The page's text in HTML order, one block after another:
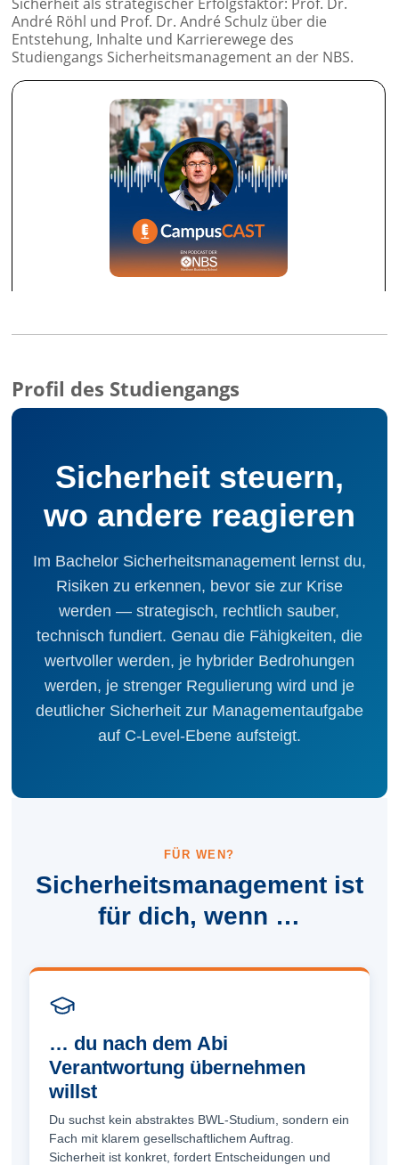
André Röhl und Prof. Dr. André Schulz über die
Entstehung, Inhalte und Karrierewege des
Studiengangs Sicherheitsmanagement an der NBS.
Profil des Studiengangs
Sicherheit steuern,
wo andere reagieren
Im Bachelor Sicherheits­management lernst du,
Risiken zu erkennen, bevor sie zur Krise
werden — strategisch, rechtlich sauber,
technisch fundiert. Genau die Fähigkeiten, die
wertvoller werden, je hybrider Bedrohungen
werden, je strenger Regulierung wird und je
deutlicher Sicherheit zur Managementaufgabe
auf C-Level-Ebene aufsteigt.
FÜR WEN?
Sicherheits­management ist
für dich, wenn …
… du nach dem Abi
Verantwortung übernehmen
willst
Du suchst kein abstraktes BWL-Studium, sondern ein
Fach mit klarem gesellschaftlichem Auftrag.
Sicherheit ist konkret, fordert Entscheidungen und